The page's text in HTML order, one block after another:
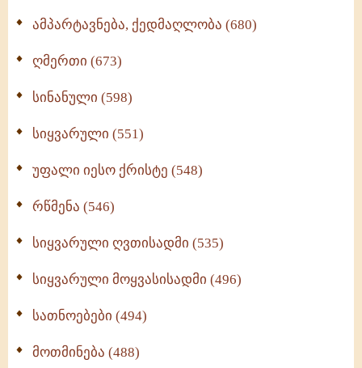
ამპარტავნება, ქედმაღლობა (680)
ღმერთი (673)
სინანული (598)
სიყვარული (551)
უფალი იესო ქრისტე (548)
რწმენა (546)
სიყვარული ღვთისადმი (535)
სიყვარული მოყვასისადმი (496)
სათნოებები (494)
მოთმინება (488)